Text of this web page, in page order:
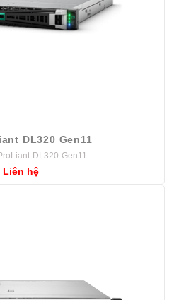
DL320 Gen11
DL320-Gen11
Liên hệ